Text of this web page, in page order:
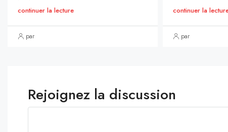
continuer la lecture
par
continuer la
par
Rejoignez la discussion